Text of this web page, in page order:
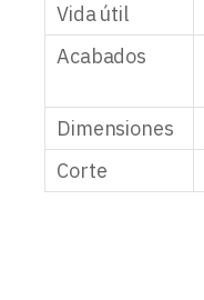
Vida útil
Acabados
Dimensiones
Corte